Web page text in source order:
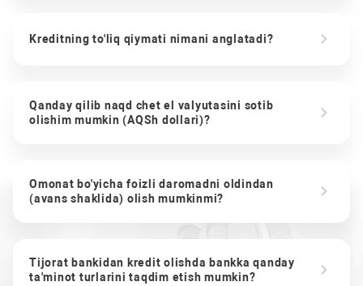
Kreditning to'liq qiymati nimani anglatadi?
Qanday qilib naqd chet el valyutasini sotib
olishim mumkin (AQSh dollari)?
Omonat bo'yicha foizli daromadni oldindan
(avans shaklida) olish mumkinmi?
Tijorat bankidan kredit olishda bankka qanday
ta'minot turlarini taqdim etish mumkin?